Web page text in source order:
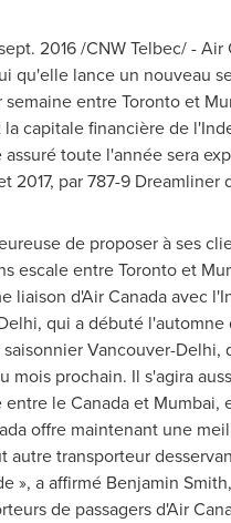
2016 /CNW Telbec/ - Air
qu'elle lance un nouveau
semaine entreTorontoet
capitale financière de
assuré toute l'année sera
2017, par 787-9 Dreamliner
de proposer à ses
escale entreTorontoet
liaison d'Air Canada avec
, qui a débuté l'automne
Vancouver-Delhi,
mois prochain. Il s'agira
entre leCanadaet Mumbai,
offre maintenant une
autre transporteur
», a affirmé Benjamin Smith,
de passagers d'Air